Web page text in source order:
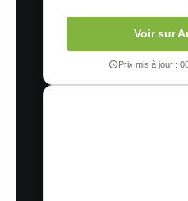
Voir sur
Prix mis à jour :